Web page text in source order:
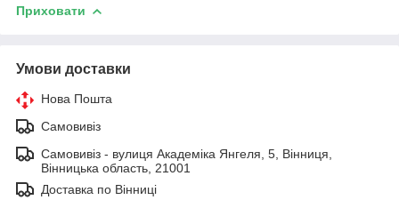
Приховати
Умови доставки
Нова Пошта
Самовивіз
Самовивіз - вулиця Академіка Янгеля, 5, Вінниця,
Вінницька область, 21001
Доставка по Вінниці